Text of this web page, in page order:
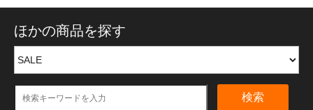
ほかの商品を探す
検索